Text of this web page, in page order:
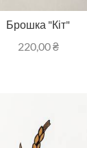
Брошка "Кіт"
220,00₴